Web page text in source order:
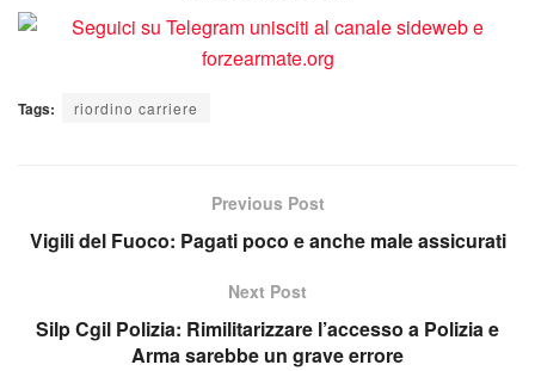
Tags: riordino carriere
Previous Post
Vigili del Fuoco: Pagati poco e anche male assicurati
Next Post
Silp Cgil Polizia: Rimilitarizzare l’accesso a Polizia e
Arma sarebbe un grave errore